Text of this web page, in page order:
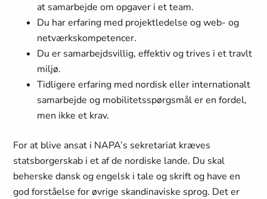
at samarbejde om opgaver i et team.
Du har erfaring med projektledelse og web- og
netværkskompetencer.
Du er samarbejdsvillig, effektiv og trives i et travlt
miljø.
Tidligere erfaring med nordisk eller internationalt
samarbejde og mobilitetsspørgsmål er en fordel,
men ikke et krav.
For at blive ansat i NAPA’s sekretariat kræves
statsborgerskab i et af de nordiske lande. Du skal
beherske dansk og engelsk i tale og skrift og have en
god forståelse for øvrige skandinaviske sprog. Det er